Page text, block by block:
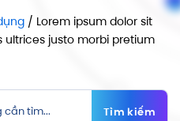
/ Lorem ipsum dolor sit
justo morbi pretium
Tìm kiếm